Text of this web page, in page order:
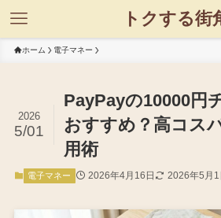
トクする街
ホーム 電子マネー
PayPayの10000円
おすすめ？高コス
用術
2026
5/01
電子マネー 2026年4月16日 2026年5月1